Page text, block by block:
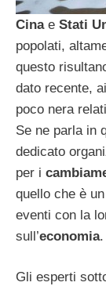
Cinae Stati
popolati,
questo
dato recente,
poco nera
Se ne parla in
dedicato
per i
quello che è
eventi con la
sull’economia.
Gli esperti